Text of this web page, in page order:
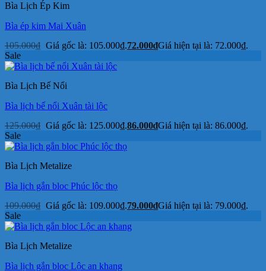
Bìa Lịch Ép Kim
Bìa ép kim Mai Xuân
105.000₫ Giá gốc là: 105.000₫.72.000₫Giá hiện tại là: 72.000₫.
Sale
Bìa Lịch Bế Nổi
Bìa lịch bế nổi Xuân tài lộc
125.000₫ Giá gốc là: 125.000₫.86.000₫Giá hiện tại là: 86.000₫.
Sale
Bìa Lịch Metalize
Bìa lịch gắn bloc Phúc lộc thọ
109.000₫ Giá gốc là: 109.000₫.79.000₫Giá hiện tại là: 79.000₫.
Sale
Bìa Lịch Metalize
Bìa lịch gắn bloc Lộc an khang